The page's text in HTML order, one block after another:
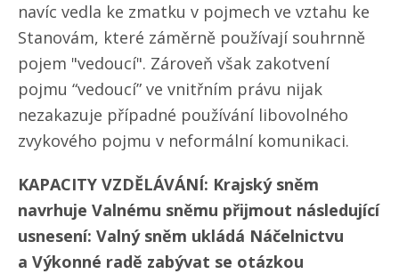
navíc vedla ke zmatku v pojmech ve vztahu ke
Stanovám, které záměrně používají souhrnně
pojem "vedoucí". Zároveň však zakotvení
pojmu “vedoucí” ve vnitřním právu nijak
nezakazuje případné používání libovolného
zvykového pojmu v neformální komunikaci.
KAPACITY VZDĚLÁVÁNÍ: Krajský sněm
navrhuje Valnému sněmu přijmout následující
usnesení: Valný sněm ukládá Náčelnictvu
a Výkonné radě zabývat se otázkou